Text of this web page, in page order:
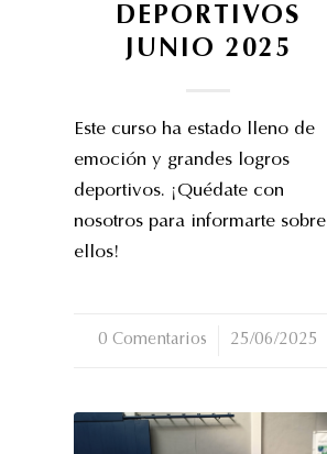
DEPORTIVOS
JUNIO 2025
Este curso ha estado lleno de
emoción y grandes logros
deportivos. ¡Quédate con
nosotros para informarte sobre
ellos!
0 Comentarios
/ 25/06/2025